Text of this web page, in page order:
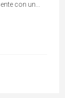
con un...